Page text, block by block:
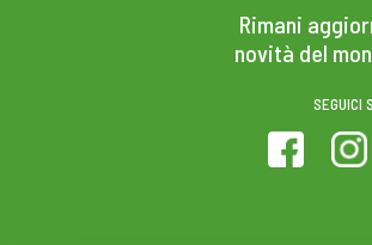
Rimani
novità del
SEGUICI